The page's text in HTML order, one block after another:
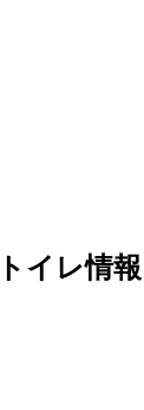
イレ情報